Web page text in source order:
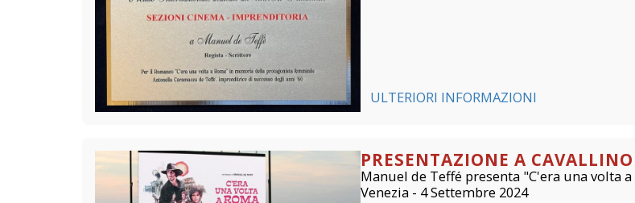
ULTERIORI INFORMAZIONI
PRESENTAZIONE A
Manuel de Teffé presenta "C'era una volta
Venezia - 4 Settembre 2024